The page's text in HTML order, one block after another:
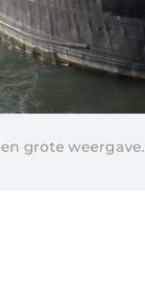
grote weergave.